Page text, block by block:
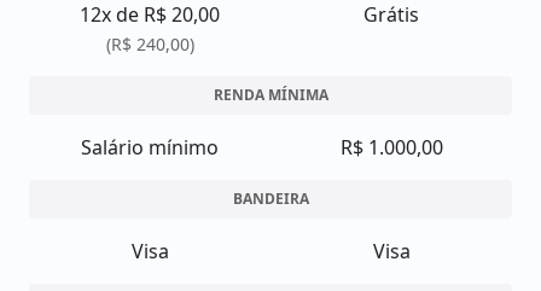
12x de R$ 20,00
(R$ 240,00)
Grátis
RENDA MÍNIMA
Salário mínimo R$ 1.000,00
BANDEIRA
Visa Visa